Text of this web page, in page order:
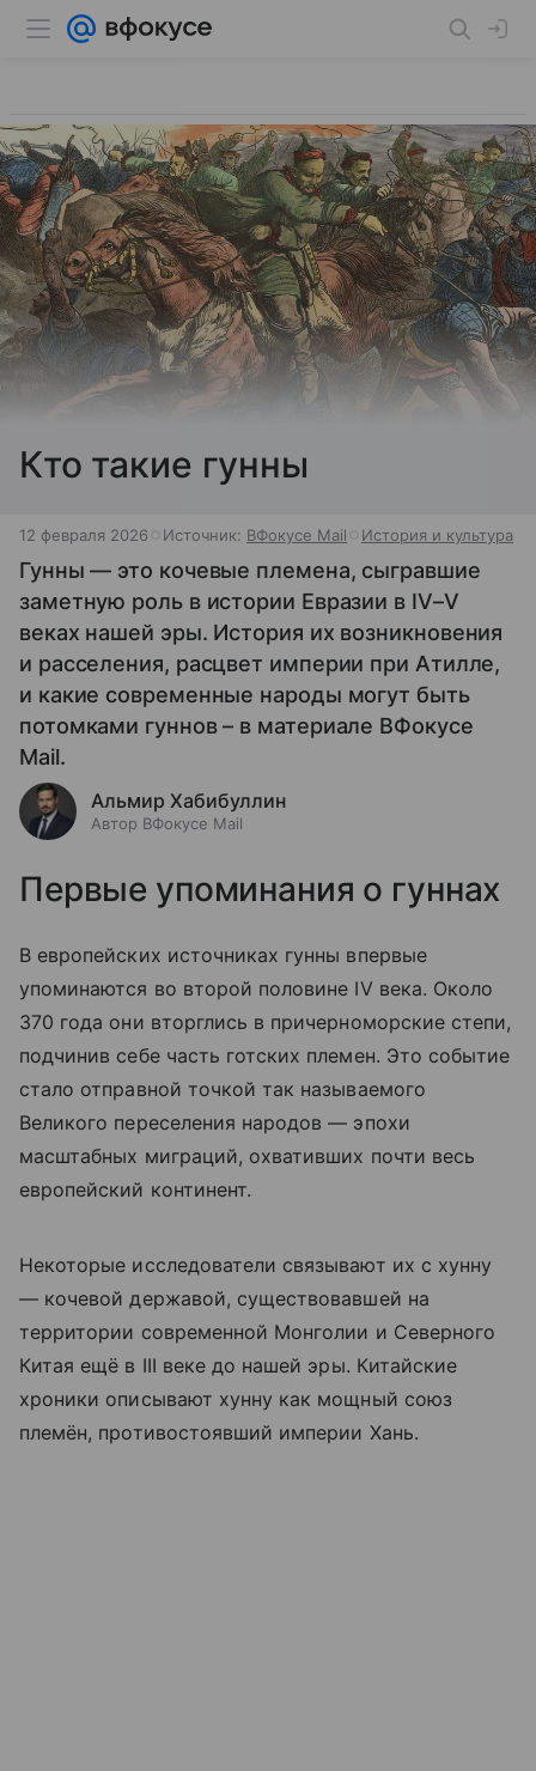
Кто такие гунны
12 февраля 2026 Источник: ВФокусе Mail История и культура
Гунны — это кочевые племена, сыгравшие
заметную роль в истории Евразии в IV–V
веках нашей эры. История их возникновения
и расселения, расцвет империи при Атилле,
и какие современные народы могут быть
потомками гуннов – в материале ВФокусе
Mail.
Альмир Хабибуллин
Автор ВФокусе Mail
Первые упоминания о гуннах
В европейских источниках гунны впервые
упоминаются во второй половине IV века. Около
370 года они вторглись в причерноморские степи,
подчинив себе часть готских племен. Это событие
стало отправной точкой так называемого
Великого переселения народов — эпохи
масштабных миграций, охвативших почти весь
европейский континент.
Некоторые исследователи связывают их с хунну
— кочевой державой, существовавшей на
территории современной Монголии и Северного
Китая ещё в III веке до нашей эры. Китайские
хроники описывают хунну как мощный союз
племён, противостоявший империи Хань.